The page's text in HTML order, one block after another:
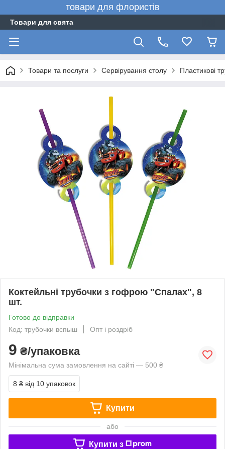
товари для флористів
Товари для свята
Товари та послуги Сервірування столу Пластикові
Коктейльні трубочки з гофрою "Спалах", 8
шт.
Готово до відправки
Код: трубочки вспыш
Опт і роздріб
9 ₴/упаковка
Мінімальна сума замовлення на сайті — 500 ₴
8 ₴ від 10 упаковок
Купити
або
Купити з